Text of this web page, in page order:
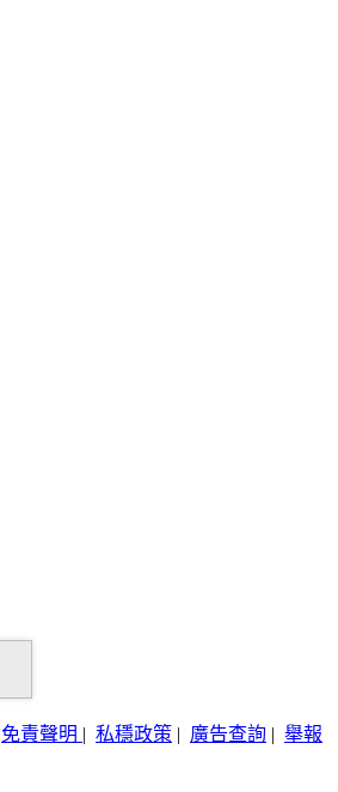
免責聲明 | 私穩政策 | 廣告查詢 | 舉報